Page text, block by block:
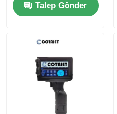
Talep Gönder